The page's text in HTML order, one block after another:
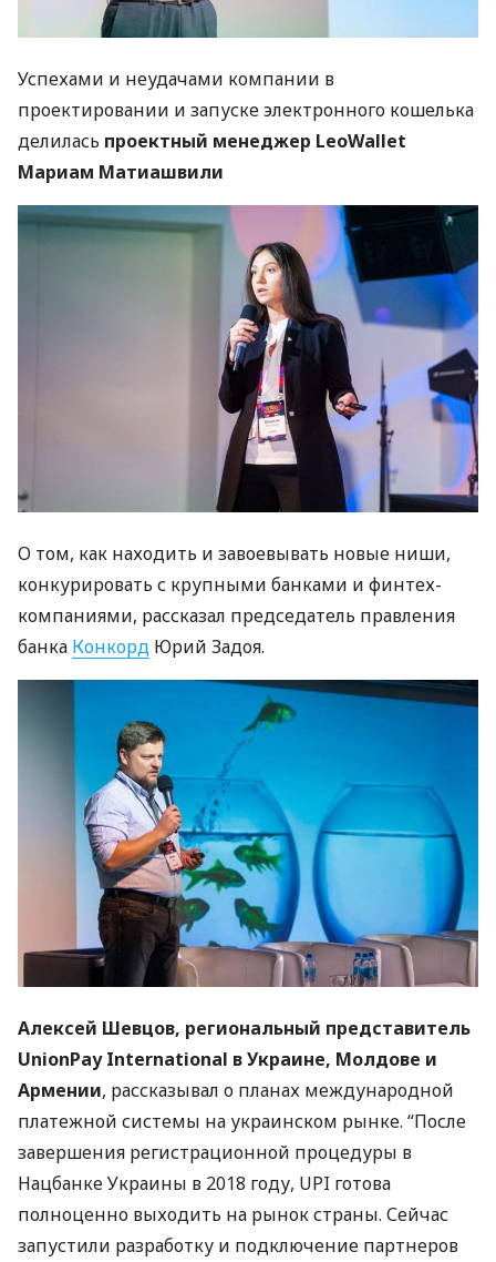
Успехами и неудачами компании в
проектировании и запуске электронного кошелька
делилась проектный менеджер LeoWallet
Мариам Матиашвили
О том, как находить и завоевывать новые ниши,
конкурировать с крупными банками и финтех-
компаниями, рассказал председатель правления
банка Конкорд Юрий Задоя.
Алексей Шевцов, региональный представитель
UnionPay International в Украине, Молдове и
Армении, рассказывал о планах международной
платежной системы на украинском рынке. “После
завершения регистрационной процедуры в
Нацбанке Украины в 2018 году, UPI готова
полноценно выходить на рынок страны. Сейчас
запустили разработку и подключение партнеров